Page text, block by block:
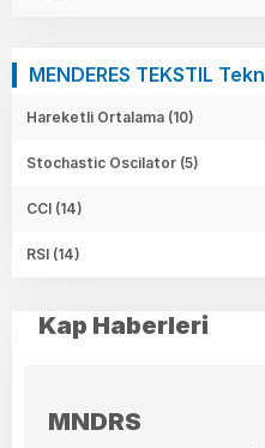
MENDERES TEKSTIL
Hareketli Ortalama (10)
Stochastic Oscilator (5)
CCI (14)
RSI (14)
Kap Haberleri
MNDRS